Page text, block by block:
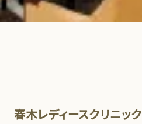
春木レディースクリニック